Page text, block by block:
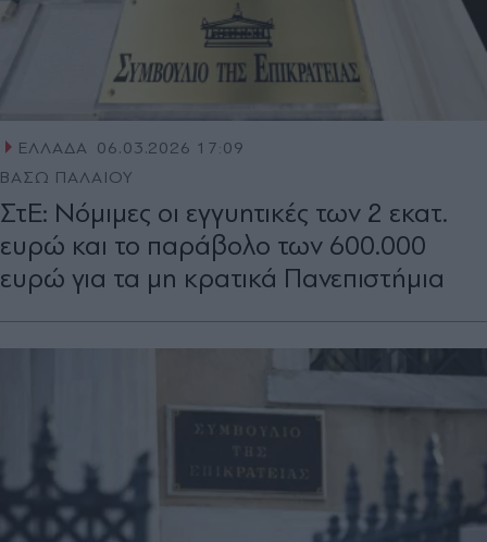
ΕΛΛΑΔΑ 06.03.2026 17:09
ΒΑΣΩ ΠΑΛΑΙΟΥ
ΣτΕ: Νόμιμες οι εγγυητικές των 2 εκατ.
ευρώ και το παράβολο των 600.000
ευρώ για τα μη κρατικά Πανεπιστήμια